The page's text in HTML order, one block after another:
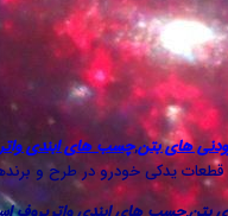
های بتن,چسب های ابندی
قطعات یدکی خودرو در طرح و